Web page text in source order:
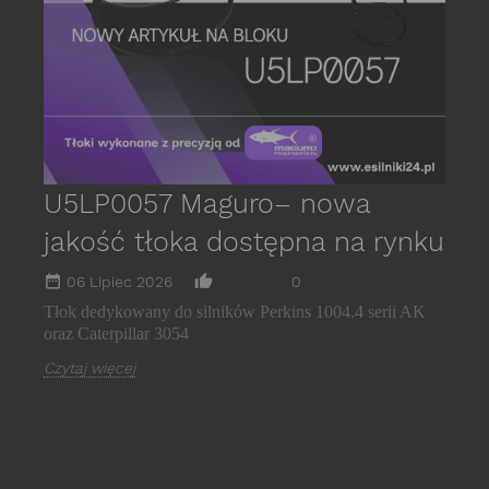
U5LP0057 Maguro– nowa
jakość tłoka dostępna na rynku
date_range 06 Lipiec 2026 thumb_up_alt 0
Tłok dedykowany do silników Perkins 1004.4 serii AK
oraz Caterpillar 3054
Czytaj więcej